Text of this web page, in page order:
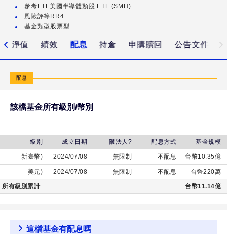
幣)
富
邦
全
球
鍵
體
基
金
(美
參考ETF美國半導體類股 ETF (SMH)
風險評等 RR4
基金類型 股票型
淨值 績效 配息 持倉 申購贖回 公告文件
配息
該檔基金所有級別/幣別
級別 成立日期 限法人? 配息方式 基金規模
新臺幣) 2024/07/08 無限制 不配息 台幣10.35億
美元) 2024/07/08 無限制 不配息 台幣220萬
所有級別累計 台幣11.14億
這檔基金有配息嗎